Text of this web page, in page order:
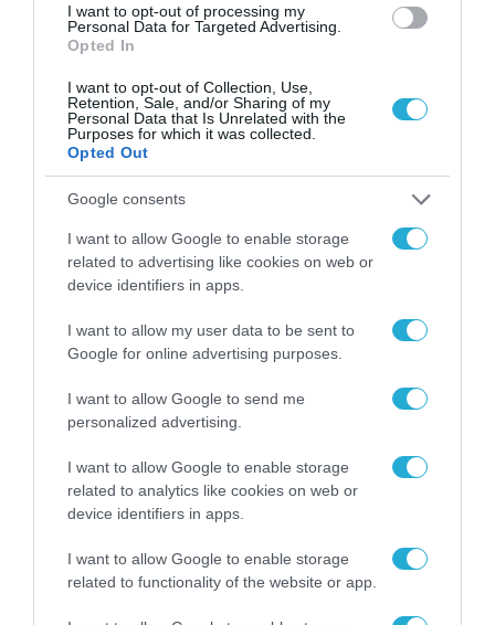
I want to opt-out of processing my
Personal Data for Targeted Advertising.
Opted In
I want to opt-out of Collection, Use,
Retention, Sale, and/or Sharing of my
Personal Data that Is Unrelated with the
Purposes for which it was collected.
Opted Out
Google consents
I want to allow Google to enable storage
related to advertising like cookies on web or
device identifiers in apps.
I want to allow my user data to be sent to
Google for online advertising purposes.
I want to allow Google to send me
personalized advertising.
I want to allow Google to enable storage
related to analytics like cookies on web or
device identifiers in apps.
I want to allow Google to enable storage
related to functionality of the website or app.
ΡΟΗ ΕΙΔΗΣΕΩΝ
Το χρηματοδοτούμενο
από την ΕΕ έργο “The
Gaming Police”
των παιδιών στο
διαδίκτυο
31.07.2026
για τα πρόστιμα σε
παραβάσεις που
αφορούν τους ΦΗΜ
31.07.2026
Σ. Καλαφάτης: «Η
Τεχνητή Νοημοσύνη
δεν είναι απλώς μια